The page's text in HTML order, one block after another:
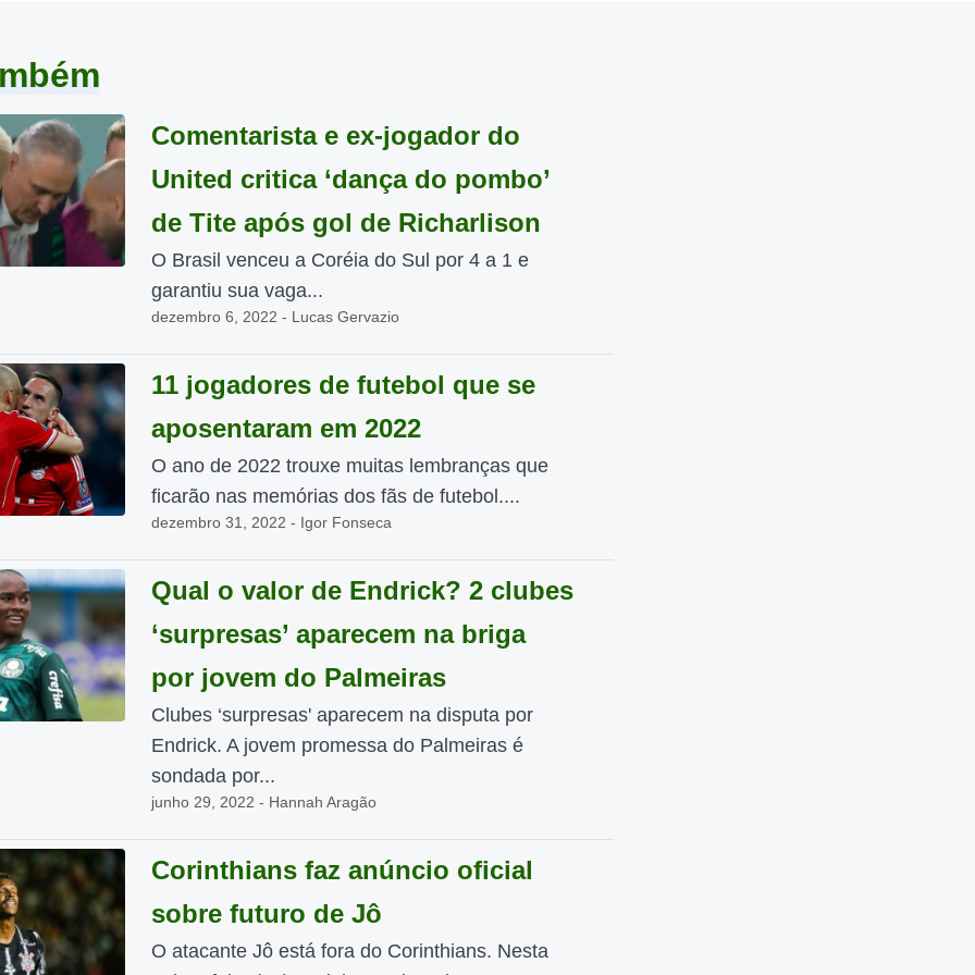
Comentarista e ex-jogador do
United critica ‘dança do pombo’
de Tite após gol de Richarlison
O Brasil venceu a Coréia do Sul por 4 a 1 e
garantiu sua vaga...
dezembro 6, 2022 - Lucas Gervazio
11 jogadores de futebol que se
aposentaram em 2022
O ano de 2022 trouxe muitas lembranças que
ficarão nas memórias dos fãs de futebol....
dezembro 31, 2022 - Igor Fonseca
Qual o valor de Endrick? 2 clubes
‘surpresas’ aparecem na briga
por jovem do Palmeiras
Clubes ‘surpresas' aparecem na disputa por
Endrick. A jovem promessa do Palmeiras é
sondada por...
junho 29, 2022 - Hannah Aragão
Corinthians faz anúncio oficial
sobre futuro de Jô
O atacante Jô está fora do Corinthians. Nesta